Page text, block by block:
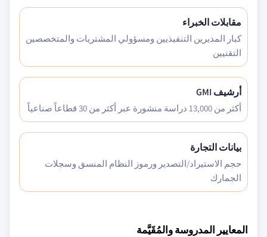
مقابلات الخبراء
كبار المديرين التنفيذيين ومسؤولي المشتريات والمتخصصين
التقنيين
أرشيف GMI
أكثر من 13,000 دراسة منشورة عبر أكثر من 30 قطاعاً صناعياً
بيانات التجارة
حجم الاستيراد/التصدير ورموز النظام المنسق وسجلات
الجمارك
المعايير المدروسة والمُقَيَّمة